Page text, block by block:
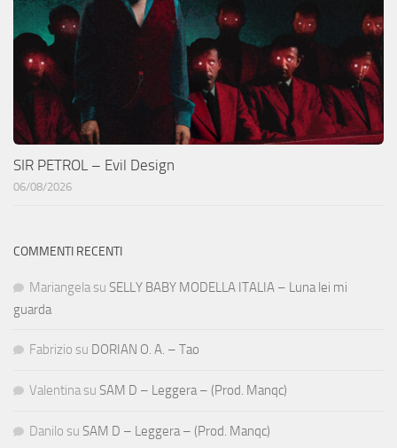
SIR PETROL – Evil Design
06/08/2026
COMMENTI RECENTI
Mariangela su SELLY BABY MODELLA ITALIA – Luna lei mi
guarda
Fabrizio su DORIAN O. A. – Tao
Valentina su SAM D – Leggera – (Prod. Manqc)
Danilo su SAM D – Leggera – (Prod. Manqc)